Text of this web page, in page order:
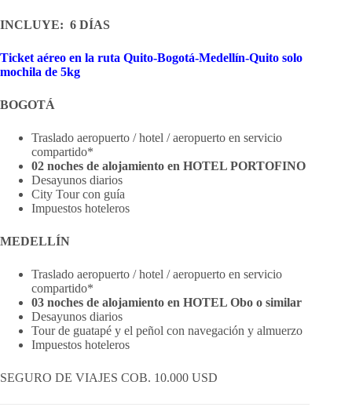
INCLUYE: 6 DÍAS
Ticket aéreo en la ruta Quito-Bogotá-Medellín-Quito solo
mochila de 5kg
BOGOTÁ
Traslado aeropuerto / hotel / aeropuerto en servicio
compartido*
02 noches de alojamiento en HOTEL PORTOFINO
Desayunos diarios
City Tour con guía
Impuestos hoteleros
MEDELLÍN
Traslado aeropuerto / hotel / aeropuerto en servicio
compartido*
03 noches de alojamiento en HOTEL Obo o similar
Desayunos diarios
Tour de guatapé y el peñol con navegación y almuerzo
Impuestos hoteleros
SEGURO DE VIAJES COB. 10.000 USD